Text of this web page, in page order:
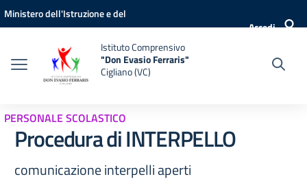
Vai ai contenuti
Vai al menu di navigazione
Vai al footer
Ministero dell'Istruzione e del
Accedi
Istituto Comprensivo
"Don Evasio Ferraris"
Cigliano (VC)
PERSONALE SCOLASTICO
Procedura di INTERPELLO
comunicazione interpelli aperti